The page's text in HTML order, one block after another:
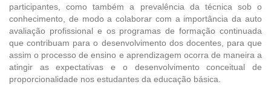
participantes, como também a prevalência da técnica sob o
conhecimento, de modo a colaborar com a importância da auto
avaliação profissional e os programas de formação continuada
que contribuam para o desenvolvimento dos docentes, para que
assim o processo de ensino e aprendizagem ocorra de maneira a
atingir as expectativas e o desenvolvimento conceitual de
proporcionalidade nos estudantes da educação básica.